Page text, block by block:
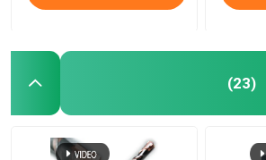
(23)